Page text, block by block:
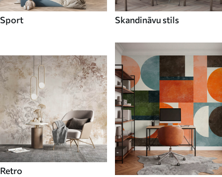
Sport Skandināvu stils
Retro